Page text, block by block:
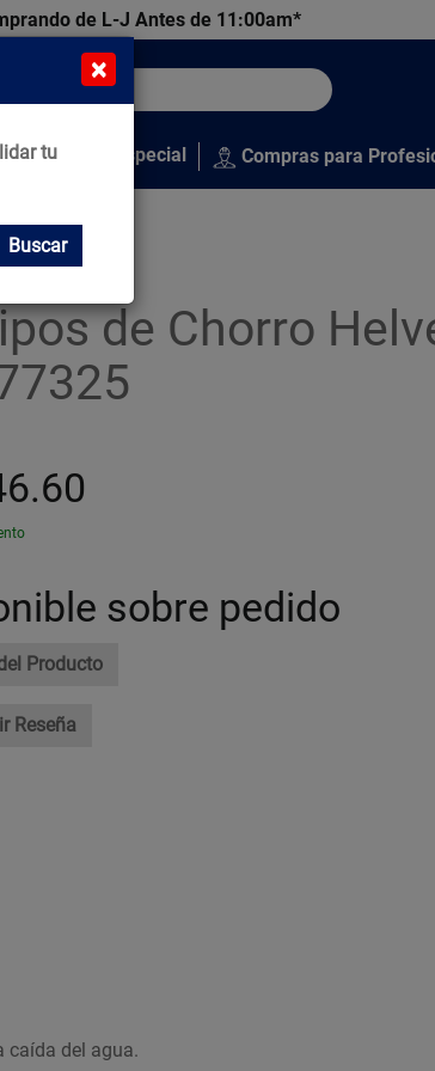
de L-J Antes de 11:00am*
Venta Especial Compras para
de Chorro
sobre pedido
Producto
Reseña
caída del agua.
×
tu
Buscar